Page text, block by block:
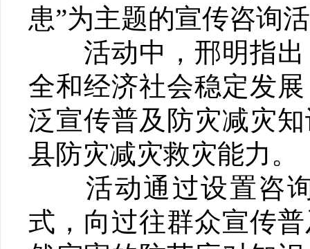
患”为主题的宣传咨询
活动中，邢明指出
全和经济社会稳定发
泛宣传普及防灾减灾
县防灾减灾救灾能力。
活动通过设置咨询
式，向过往群众宣传